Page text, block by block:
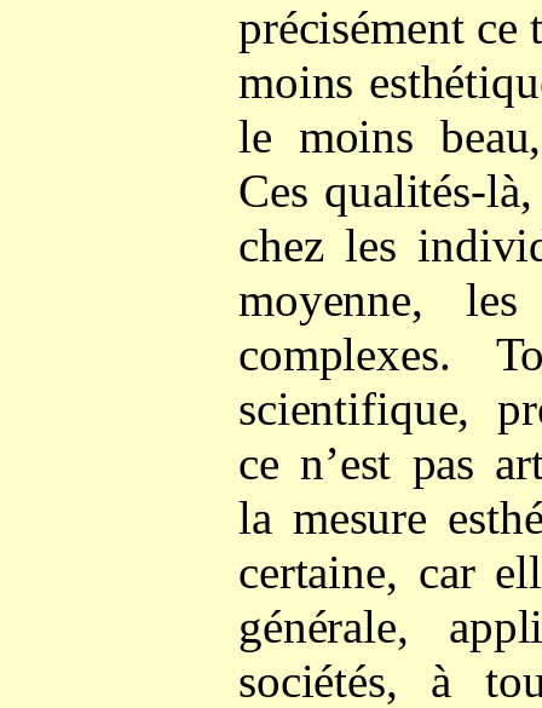
précisément ce
moins
le moins
Ces qualités-
chez les
moyenne,
complexes.
scientifique,
ce n’est pas
la mesure
certaine, car
générale,
sociétés, à